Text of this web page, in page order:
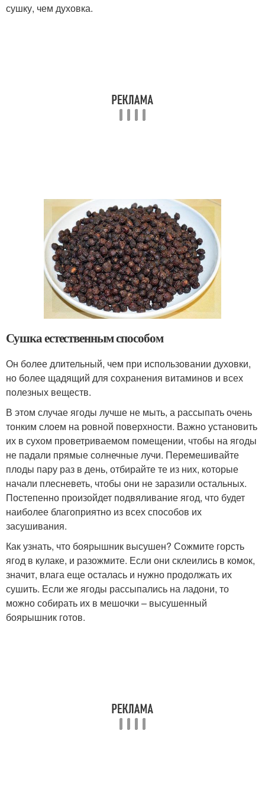
сушку, чем духовка.
Сушка естественным способом
Он более длительный, чем при использовании духовки,
но более щадящий для сохранения витаминов и всех
полезных веществ.
В этом случае ягоды лучше не мыть, а рассыпать очень
тонким слоем на ровной поверхности. Важно установить
их в сухом проветриваемом помещении, чтобы на ягоды
не падали прямые солнечные лучи. Перемешивайте
плоды пару раз в день, отбирайте те из них, которые
начали плесневеть, чтобы они не заразили остальных.
Постепенно произойдет подвяливание ягод, что будет
наиболее благоприятно из всех способов их
засушивания.
Как узнать, что боярышник высушен? Сожмите горсть
ягод в кулаке, и разожмите. Если они склеились в комок,
значит, влага еще осталась и нужно продолжать их
сушить. Если же ягоды рассыпались на ладони, то
можно собирать их в мешочки – высушенный
боярышник готов.